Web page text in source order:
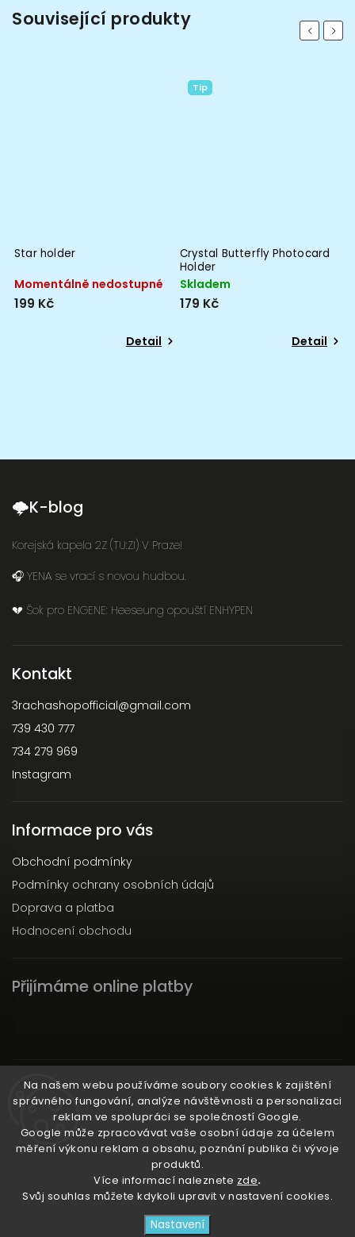
Na našem webu používáme soubory cookies k zajištění
správného fungování, analýze návštěvnosti a personalizaci
reklam ve spolupráci se společností Google.
Google může zpracovávat vaše osobní údaje za účelem
měření výkonu reklam a obsahu, poznání publika či vývoje
produktů.
Více informací naleznete zde.
Svůj souhlas můžete kdykoli upravit v nastavení cookies.
Nastavení
Související produkty Previous
Star holder
Momentálně nedostupné
199 Kč
Detail
Tip
Crystal Butterfly Photocard
Holder
Skladem
179 Kč
Detail
Next
🌩K-blog
Korejská kapela 2Z (TU:ZI) V Praze!
🎧 YENA se vrací s novou hudbou.
💔 Šok pro ENGENE: Heeseung opouští ENHYPEN
Kontakt
3rachashopofficial@gmail.com
739 430 777
734 279 969
Instagram
Informace pro vás
Obchodní podmínky
Podmínky ochrany osobních údajů
Doprava a platba
Hodnocení obchodu
Přijímáme online platby
Instagram
Ať už ti nic neunikne!
3RACHAshop